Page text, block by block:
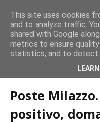
Milazzo 28ª Sagra del
EVENTI
poste-milazzo
Poste
positivo,
This site uses cookies
and to analyze traffic.
shared with Google
metrics to ensure
statistics, and to detect